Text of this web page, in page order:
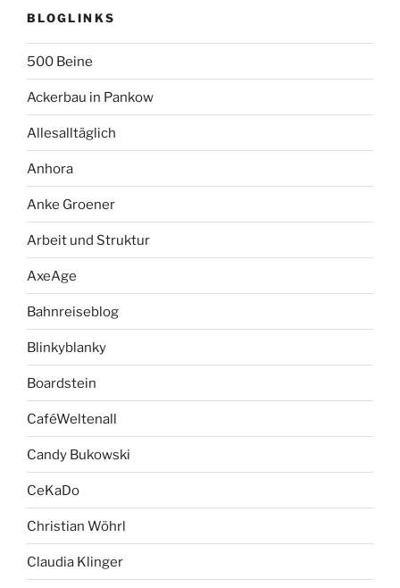
BLOGLINKS
500 Beine
Ackerbau in Pankow
Allesalltäglich
Anhora
Anke Groener
Arbeit und Struktur
AxeAge
Bahnreiseblog
Blinkyblanky
Boardstein
CaféWeltenall
Candy Bukowski
CeKaDo
Christian Wöhrl
Claudia Klinger